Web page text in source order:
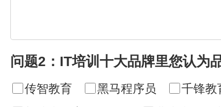
问题2：IT培训十大品牌里您认为
传智教育 黑马程序员
千锋教